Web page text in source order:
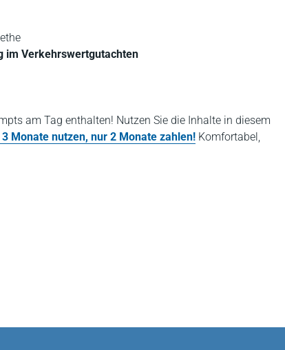
im Verkehrswertgutachten
am Tag enthalten! Nutzen Sie die Inhalte in diesem
Monate nutzen, nur 2 Monate zahlen! Komfortabel,